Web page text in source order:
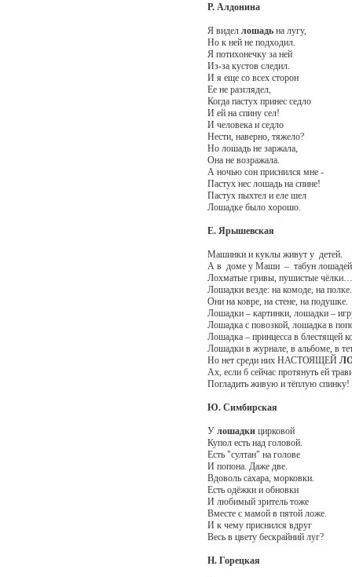
Р. Алдонина
Я видел лошадьна лугу,
Но к ней не подходил.
Я потихонечку за ней
Из-за кустов следил.
И я еще со всех сторон
Ее не разглядел,
Когда пастух принес седло
И ей на спину сел!
И человека и седло
Нести, наверно, тяжело?
Но лошадь не заржала,
Она не возражала.
А ночью сон приснился мне -
Пастух нес лошадь на спине!
Пастух пыхтел и еле шел
Лошадке было хорошо.
Е. Ярышевская
Машинки и куклы живут у детей.
А в доме у Маши – табун
Лохматые гривы, пушистые чёлки…
Лошадки везде: на комоде, на полке.
Они на ковре, на стене, на подушке.
Лошадки – картинки, лошадки –
Лошадка с повозкой, лошадка в
Лошадка – принцесса в блестящей
Лошадки в журнале, в альбоме, в
Но нет среди них НАСТОЯЩЕЙ
Ах, если б сейчас протянуть ей
Погладить живую и тёплую спинку!
Ю. Симбирская
У лошадкицирковой
Купол есть над головой.
Есть "султан" на голове
И попона. Даже две.
Вдоволь сахара, морковки.
Есть одёжки и обновки
И любимый зритель тоже
Вместе с мамой в пятой ложе.
И к чему приснился вдруг
Весь в цвету бескрайний луг?
Н. Горецкая